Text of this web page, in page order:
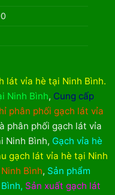
lát vỉa hè tại Ninh Bình.
Ninh Bình, Cung cấp
phân phối gạch lát vỉa
phân phối gạch lát vỉa
Ninh Bình, Gạch vỉa hè
gạch lát vỉa hè tại Ninh
Bình, Sản phẩm
, Sản xuất gạch lát